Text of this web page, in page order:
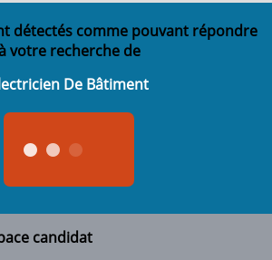
détectés comme pouvant répondre
votre recherche de
De Bâtiment
candidat